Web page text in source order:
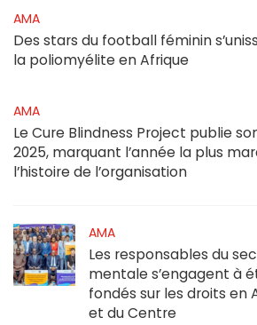
AMA
Des stars du football féminin
la poliomyélite en Afrique
AMA
Le Cure Blindness Project publie
2025, marquant l’année la plus
l’histoire de l’organisation
AMA
Les responsables du
mentale s’engagent à
fondés sur les droits en
et du Centre